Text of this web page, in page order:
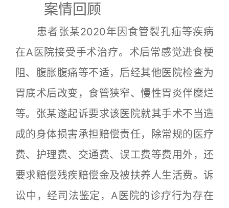
案情回顾
患者张某2020年因食管裂孔疝等疾病
在A医院接受手术治疗。术后常感觉进食梗
阻、腹胀腹痛等不适，后经其他医院检查为
胃底术后改变，食管狭窄、慢性胃炎伴糜烂
等。张某遂起诉要求该医院就其手术不当造
成的身体损害承担赔偿责任，除常规的医疗
费、护理费、交通费、误工费等费用外，还
要求赔偿残疾赔偿金及被扶养人生活费。诉
讼中，经司法鉴定，A医院的诊疗行为存在